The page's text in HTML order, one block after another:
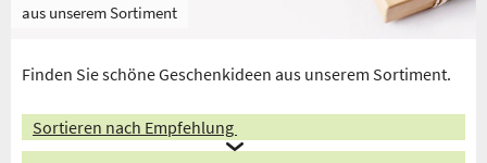
aus unserem Sortiment
Finden Sie schöne Geschenkideen aus unserem Sortiment.
Sortieren nach Empfehlung